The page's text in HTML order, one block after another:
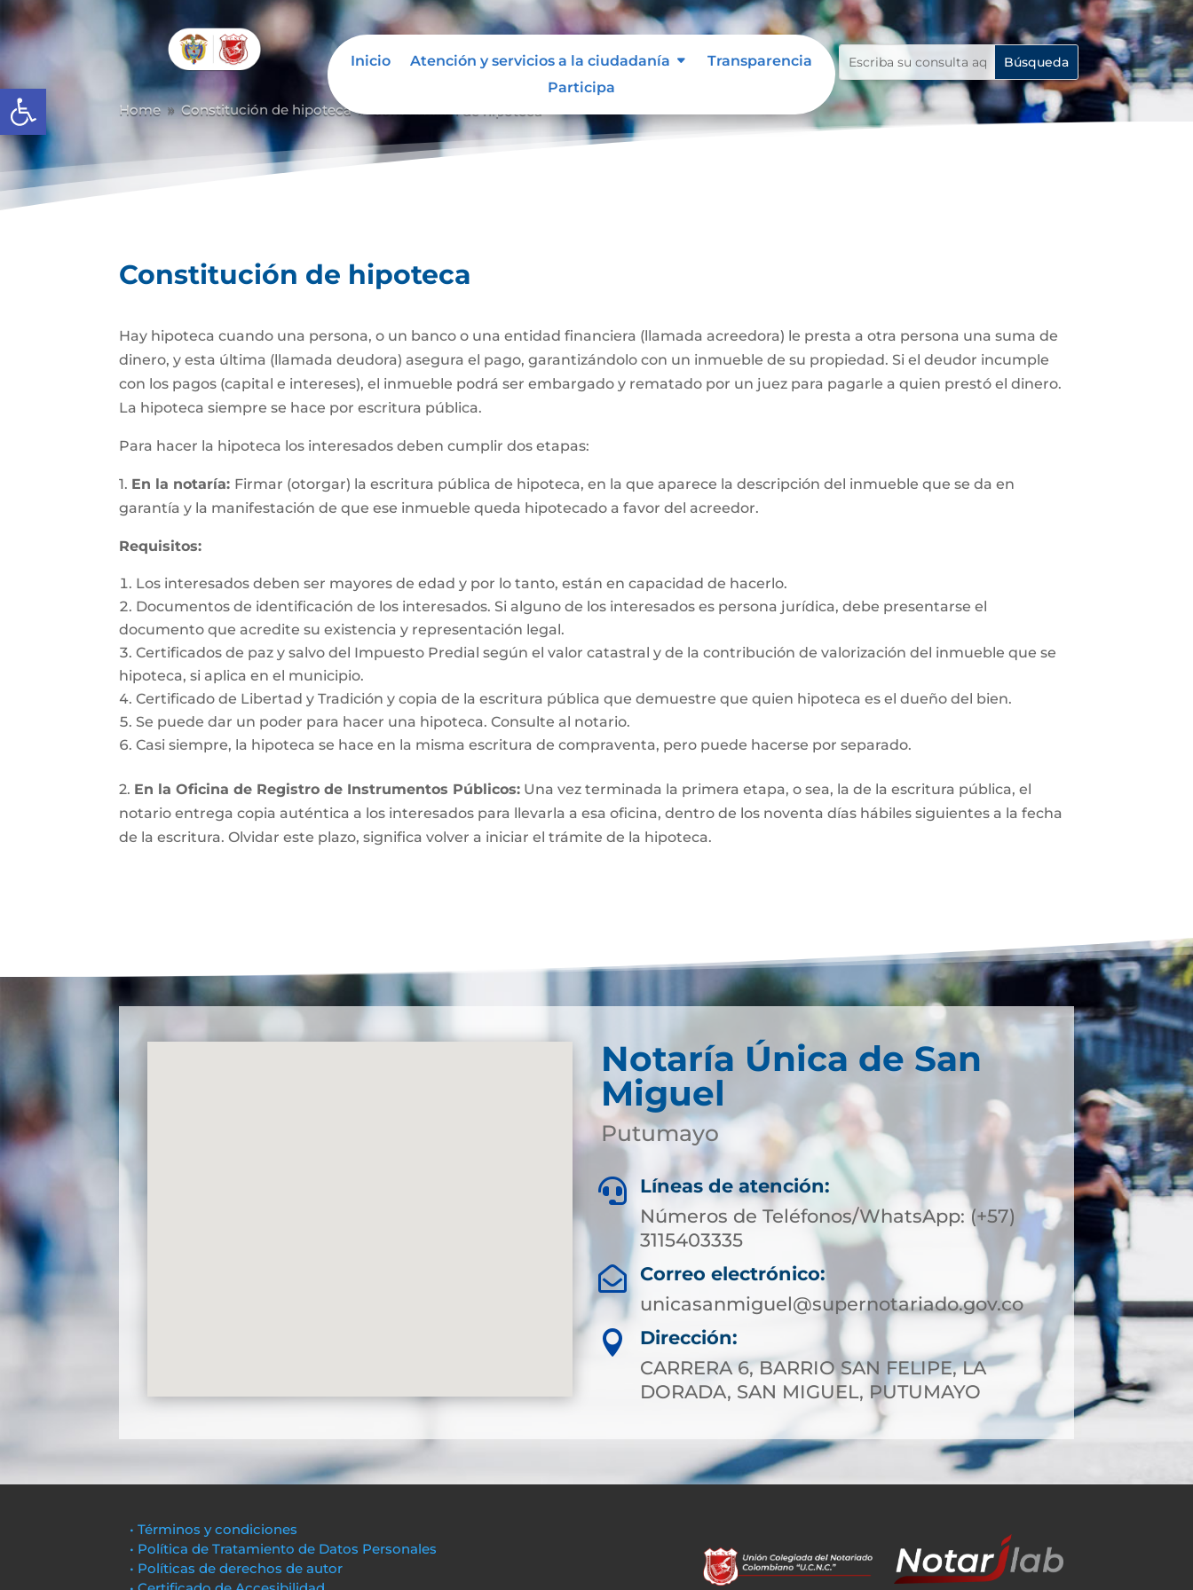
Abrir barra de herramientas
Inicio Atención y servicios a la ciudadanía
Transparencia
Participa
Home 9 Constitución de hipoteca 9
Constitución de hipoteca
Hay hipoteca cuando una persona, o un banco o una entidad financiera (llamada acreedora) le presta a otra persona una suma de
dinero, y esta última (llamada deudora) asegura el pago, garantizándolo con un inmueble de su propiedad. Si el deudor incumple
con los pagos (capital e intereses), el inmueble podrá ser embargado y rematado por un juez para pagarle a quien prestó el dinero.
La hipoteca siempre se hace por escritura pública.
Para hacer la hipoteca los interesados deben cumplir dos etapas:
1. En la notaría: Firmar (otorgar) la escritura pública de hipoteca, en la que aparece la descripción del inmueble que se da en
garantía y la manifestación de que ese inmueble queda hipotecado a favor del acreedor.
Requisitos:
Los interesados deben ser mayores de edad y por lo tanto, están en capacidad de hacerlo.
Documentos de identificación de los interesados. Si alguno de los interesados es persona jurídica, debe presentarse el
documento que acredite su existencia y representación legal.
Certificados de paz y salvo del Impuesto Predial según el valor catastral y de la contribución de valorización del inmueble que se
hipoteca, si aplica en el municipio.
Certificado de Libertad y Tradición y copia de la escritura pública que demuestre que quien hipoteca es el dueño del bien.
Se puede dar un poder para hacer una hipoteca. Consulte al notario.
Casi siempre, la hipoteca se hace en la misma escritura de compraventa, pero puede hacerse por separado.
2. En la Oficina de Registro de Instrumentos Públicos: Una vez terminada la primera etapa, o sea, la de la escritura pública, el
notario entrega copia auténtica a los interesados para llevarla a esa oficina, dentro de los noventa días hábiles siguientes a la fecha
de la escritura. Olvidar este plazo, significa volver a iniciar el trámite de la hipoteca.
Notaría Única de San
Miguel
Putumayo

Líneas de atención:
Números de Teléfonos/WhatsApp: (+57)
3115403335

Correo electrónico:
unicasanmiguel@supernotariado.gov.co

Dirección:
CARRERA 6, BARRIO SAN FELIPE, LA
DORADA, SAN MIGUEL, PUTUMAYO
• Términos y condiciones
• Política de Tratamiento de Datos Personales
• Políticas de derechos de autor